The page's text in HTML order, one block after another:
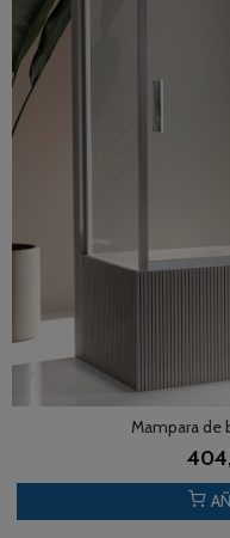
Mampara de